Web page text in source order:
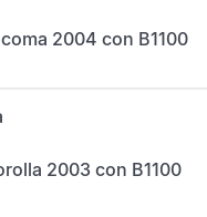
2004 con B1100
2003 con B1100